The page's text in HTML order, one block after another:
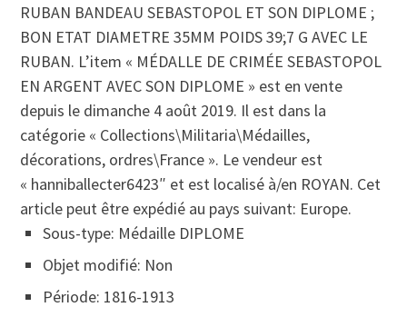
RUBAN BANDEAU SEBASTOPOL ET SON DIPLOME ;
BON ETAT DIAMETRE 35MM POIDS 39;7 G AVEC LE
RUBAN. L’item « MÉDALLE DE CRIMÉE SEBASTOPOL
EN ARGENT AVEC SON DIPLOME » est en vente
depuis le dimanche 4 août 2019. Il est dans la
catégorie « Collections\Militaria\Médailles,
décorations, ordres\France ». Le vendeur est
« hanniballecter6423″ et est localisé à/en ROYAN. Cet
article peut être expédié au pays suivant: Europe.
Sous-type: Médaille DIPLOME
Objet modifié: Non
Période: 1816-1913